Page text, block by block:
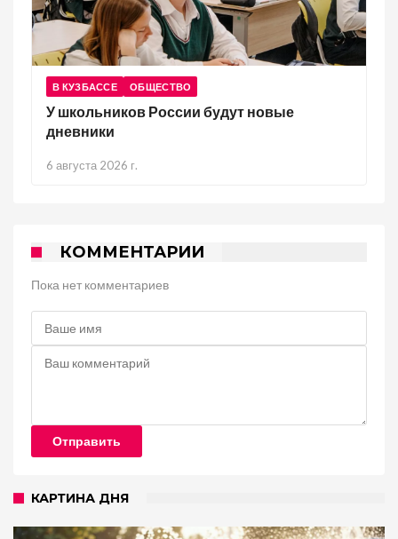
В КУЗБАССЕ ОБЩЕСТВО
У школьников России будут новые
дневники
6 августа 2026 г.
КОММЕНТАРИИ
Пока нет комментариев
Отправить
КАРТИНА ДНЯ